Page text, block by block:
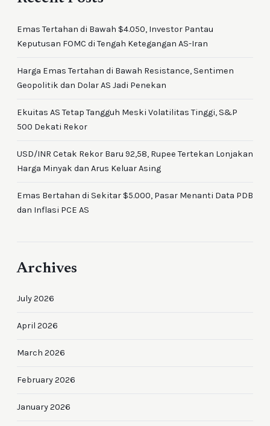
Emas Tertahan di Bawah $4.050, Investor Pantau
Keputusan FOMC di Tengah Ketegangan AS-Iran
Harga Emas Tertahan di Bawah Resistance, Sentimen
Geopolitik dan Dolar AS Jadi Penekan
Ekuitas AS Tetap Tangguh Meski Volatilitas Tinggi, S&P
500 Dekati Rekor
USD/INR Cetak Rekor Baru 92,58, Rupee Tertekan Lonjakan
Harga Minyak dan Arus Keluar Asing
Emas Bertahan di Sekitar $5.000, Pasar Menanti Data PDB
dan Inflasi PCE AS
Archives
July 2026
April 2026
March 2026
February 2026
January 2026